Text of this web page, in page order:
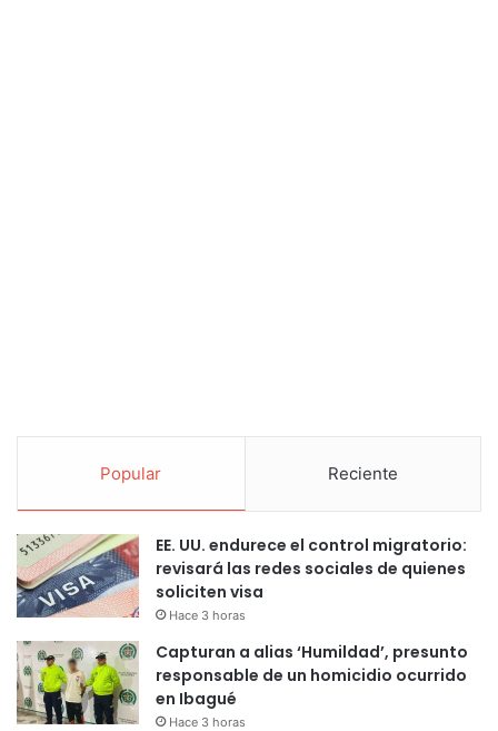
Popular Reciente
EE. UU. endurece el control migratorio:
revisará las redes sociales de quienes
soliciten visa
Hace 3 horas
Capturan a alias ‘Humildad’, presunto
responsable de un homicidio ocurrido
en Ibagué
Hace 3 horas